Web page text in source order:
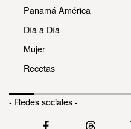
Panamá América
Día a Día
Mujer
Recetas
- Redes sociales -